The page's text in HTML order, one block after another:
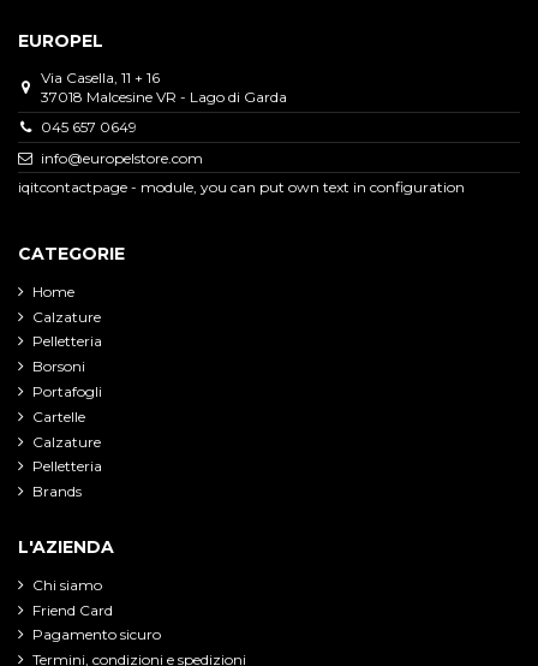
EUROPEL
Via Casella, 11 + 16
37018 Malcesine VR - Lago di Garda
045 657 0649
info@europelstore.com
iqitcontactpage - module, you can put own text in configuration
CATEGORIE
Home
Calzature
Pelletteria
Borsoni
Portafogli
Cartelle
Calzature
Pelletteria
Brands
L'AZIENDA
Chi siamo
Friend Card
Pagamento sicuro
Termini, condizioni e spedizioni